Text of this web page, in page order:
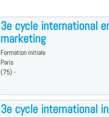
3e cycle international
marketing
Formation initiale
Paris
(75) -
3e cycle international